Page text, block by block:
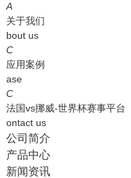
法国vs挪威
行业资讯
常见问题
法国vs挪威-世界杯赛事平台
A
关于我们
bout us
C
应用案例
ase
C
法国vs挪威-世界杯赛事平台
ontact us
公司简介
产品中心
新闻资讯